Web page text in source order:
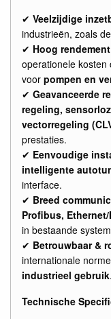
✔ Veelzijdige
industrieën, zoals de
✔ Hoog
operationele kosten
voor pompen en
✔ Geavanceerde
regeling,
vectorregeling
prestaties.
✔ Eenvoudige
intelligente
interface.
✔ Breed
Profibus,
in bestaande
✔ Betrouwbaar &
internationale
industrieel gebruik.
Technische